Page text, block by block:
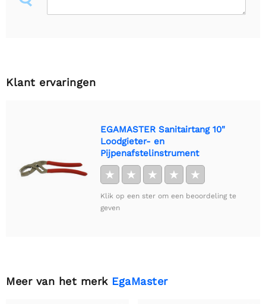
Klant ervaringen
EGAMASTER Sanitairtang 10"
Loodgieter- en
Pijpenafstelinstrument
★ ★ ★ ★ ★
Klik op een ster om een beoordeling te
geven
Meer van het merk EgaMaster